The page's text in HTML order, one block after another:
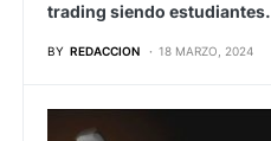
trading siendo estudiantes.
BY REDACCION 18 MARZO, 2024